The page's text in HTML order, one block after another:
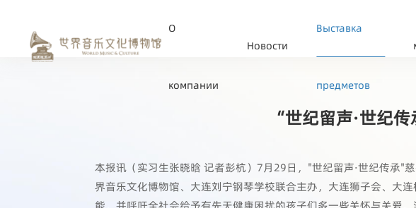
О
компании
Новости
Выставка
предметов
“世纪留声·世纪
本报讯（实习生张晓晗 记者彭杭）7月29日，"世纪留声·世纪传承"
界音乐文化博物馆、大连刘宁钢琴学校联合主办，大连狮子会、大